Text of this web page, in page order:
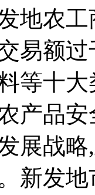
地农
易额
等十
产品
展战
新发